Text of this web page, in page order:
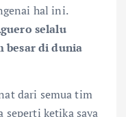
hal ini.
selalu
besar di dunia
dari semua tim
seperti ketika saya